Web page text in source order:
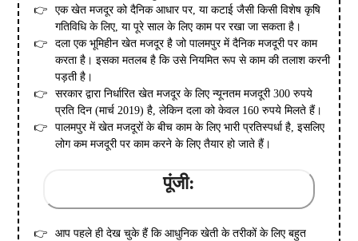
एक खेत मजदूर को दैनिक आधार पर, या कटाई जैसी किसी विशेष कृषि
गतिविधि के लिए, या पूरे साल के लिए काम पर रखा जा सकता है।
दला एक भूमिहीन खेत मजदूर है जो पालमपुर में दैनिक मजदूरी पर काम
करता है। इसका मतलब है कि उसे नियमित रूप से काम की तलाश करनी
पड़ती है।
सरकार द्वारा निर्धारित खेत मजदूर के लिए न्यूनतम मजदूरी 300 रुपये
प्रति दिन (मार्च 2019) है, लेकिन दला को केवल 160 रुपये मिलते हैं।
पालमपुर में खेत मजदूरों के बीच काम के लिए भारी प्रतिस्पर्धा है, इसलिए
लोग कम मजदूरी पर काम करने के लिए तैयार हो जाते हैं।
पूंजी:
आप पहले ही देख चुके हैं कि आधुनिक खेती के तरीकों के लिए बहुत